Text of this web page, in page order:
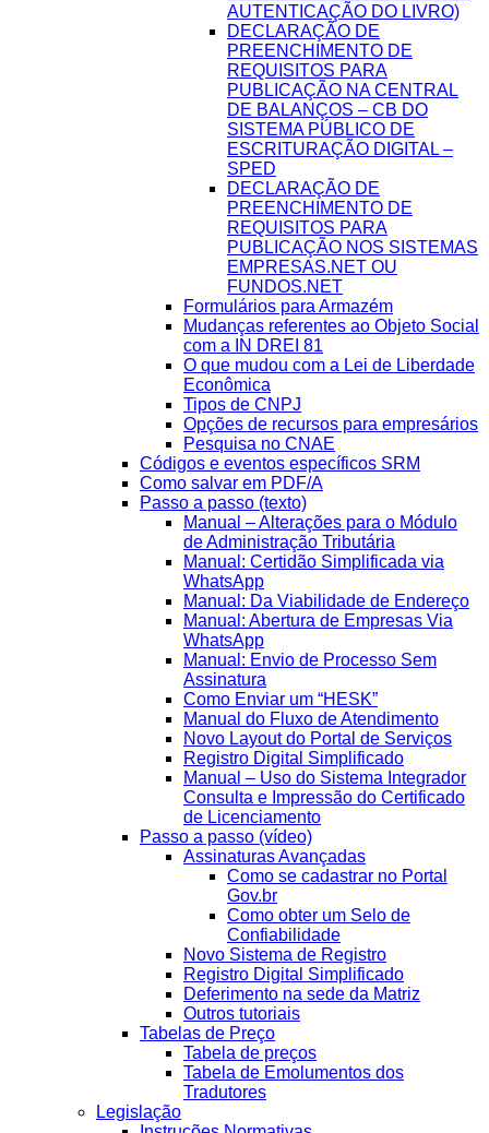
AUTENTICAÇÃO DO LIVRO)
DECLARAÇÃO DE
PREENCHIMENTO DE
REQUISITOS PARA
PUBLICAÇÃO NA CENTRAL
DE BALANÇOS – CB DO
SISTEMA PÚBLICO DE
ESCRITURAÇÃO DIGITAL –
SPED
DECLARAÇÃO DE
PREENCHIMENTO DE
REQUISITOS PARA
PUBLICAÇÃO NOS SISTEMAS
EMPRESAS.NET OU
FUNDOS.NET
Formulários para Armazém
Mudanças referentes ao Objeto Social
com a IN DREI 81
O que mudou com a Lei de Liberdade
Econômica
Tipos de CNPJ
Opções de recursos para empresários
Pesquisa no CNAE
Códigos e eventos específicos SRM
Como salvar em PDF/A
Passo a passo (texto)
Manual – Alterações para o Módulo
de Administração Tributária
Manual: Certidão Simplificada via
WhatsApp
Manual: Da Viabilidade de Endereço
Manual: Abertura de Empresas Via
WhatsApp
Manual: Envio de Processo Sem
Assinatura
Como Enviar um “HESK”
Manual do Fluxo de Atendimento
Novo Layout do Portal de Serviços
Registro Digital Simplificado
Manual – Uso do Sistema Integrador
Consulta e Impressão do Certificado
de Licenciamento
Passo a passo (vídeo)
Assinaturas Avançadas
Como se cadastrar no Portal
Gov.br
Como obter um Selo de
Confiabilidade
Novo Sistema de Registro
Registro Digital Simplificado
Deferimento na sede da Matriz
Outros tutoriais
Tabelas de Preço
Tabela de preços
Tabela de Emolumentos dos
Tradutores
Legislação